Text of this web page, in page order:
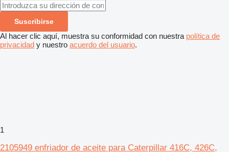
Suscribirse
Al hacer clic aquí, muestra su conformidad con nuestra política de
privacidad y nuestro acuerdo del usuario.
1
2105949 enfriador de aceite para Caterpillar 416C, 426C,